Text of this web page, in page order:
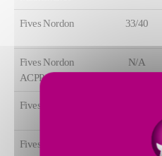
Fives Nordon 33/40
Fives Nordon
ACPP
N/A
Fives Pillard
Fives SAS